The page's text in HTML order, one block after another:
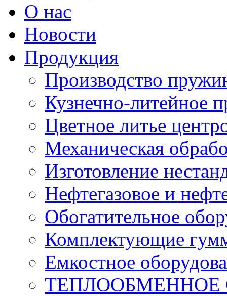
О нас
Новости
Продукция
Производство
Кузнечно-литейное
Цветное литье
Механическая
Изготовление
Нефтегазовое и
Обогатительное
Комплектующие
Емкостное
ТЕПЛООБМЕННОЕ